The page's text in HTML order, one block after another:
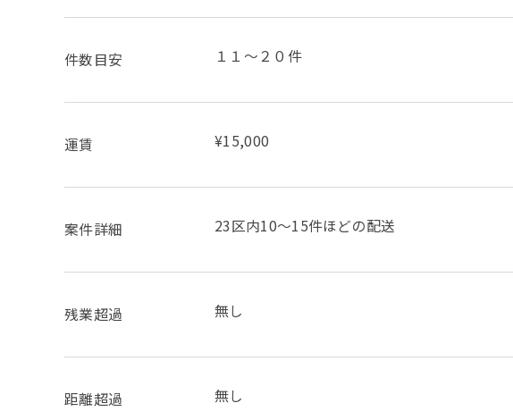
件数目安 １１～２０件
運賃 ¥15,000
案件詳細 23区内10～15件ほどの配送
残業超過 無し
距離超過 無し